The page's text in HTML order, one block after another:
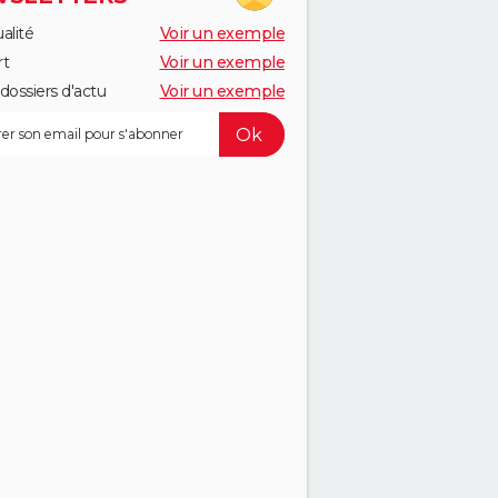
Voir un exemple
Voir un exemple
d'actu
Voir un exemple